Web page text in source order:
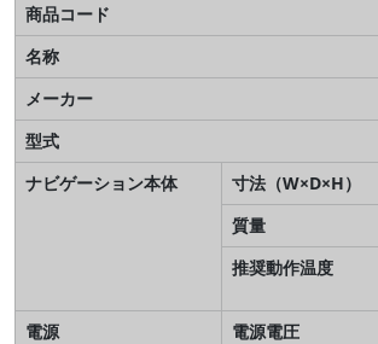
商品コード
名称
メーカー
型式
ナビゲーション本体
寸法（W×D×H）
質量
推奨動作温度
電源
電源電圧